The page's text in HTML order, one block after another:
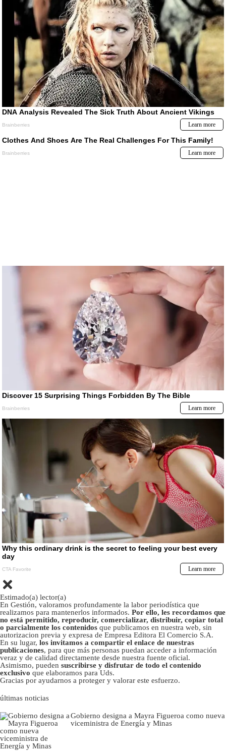
Estimado(a) lector(a)
En Gestión, valoramos profundamente la labor periodística que
realizamos para mantenerlos informados. Por ello, les recordamos que
no está permitido, reproducir, comercializar, distribuir, copiar total
o parcialmente los contenidos que publicamos en nuestra web, sin
autorizacion previa y expresa de Empresa Editora El Comercio S.A.
En su lugar, los invitamos a compartir el enlace de nuestras
publicaciones, para que más personas puedan acceder a información
veraz y de calidad directamente desde nuestra fuente oficial.
Asimismo, pueden suscribirse y disfrutar de todo el contenido
exclusivo que elaboramos para Uds.
Gracias por ayudarnos a proteger y valorar este esfuerzo.
últimas noticias
Gobierno designa a Mayra Figueroa como nueva
viceministra de Energía y Minas